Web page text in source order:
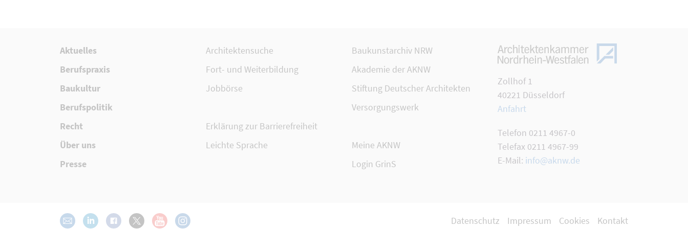
Aktuelles
Berufspraxis
Baukultur
Berufspolitik
Recht
Über uns
Presse
Architektensuche
Fort- und Weiterbildung
Jobbörse
Erklärung zur Barrierefreiheit
Leichte Sprache
Baukunstarchiv NRW
Akademie der AKNW
Stiftung Deutscher Architekten
Versorgungswerk
Meine AKNW
Login GrinS
Zollhof 1
40221 Düsseldorf
Anfahrt
Telefon 0211 4967-0
Telefax 0211 4967-99
E-Mail: info@aknw.de
Datenschutz Impressum Cookies Kontakt